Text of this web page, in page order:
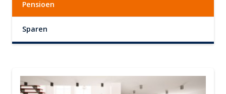
Pensioen
Sparen